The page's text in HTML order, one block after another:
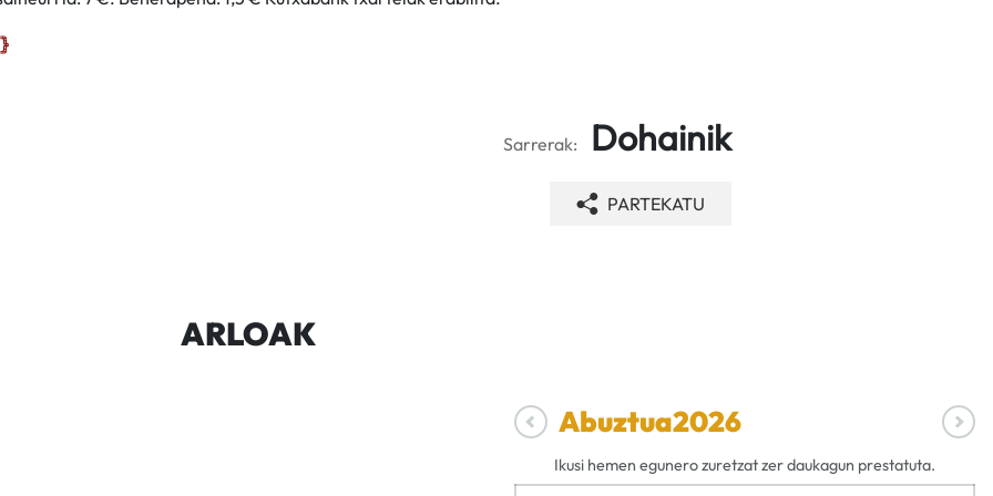
Sarrerak: Dohainik
PARTEKATU
ARLOAK
Abuztua2026
Ikusi hemen egunero zuretzat zer daukagun prestatuta.